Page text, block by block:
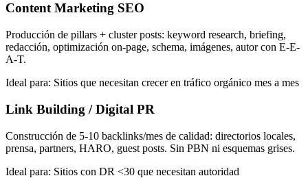
Content Marketing SEO
Producción de pillars + cluster posts: keyword research, briefing,
redacción, optimización on-page, schema, imágenes, autor con E-E-
A-T.
Ideal para: Sitios que necesitan crecer en tráfico orgánico mes a mes
Link Building / Digital PR
Construcción de 5-10 backlinks/mes de calidad: directorios locales,
prensa, partners, HARO, guest posts. Sin PBN ni esquemas grises.
Ideal para: Sitios con DR <30 que necesitan autoridad